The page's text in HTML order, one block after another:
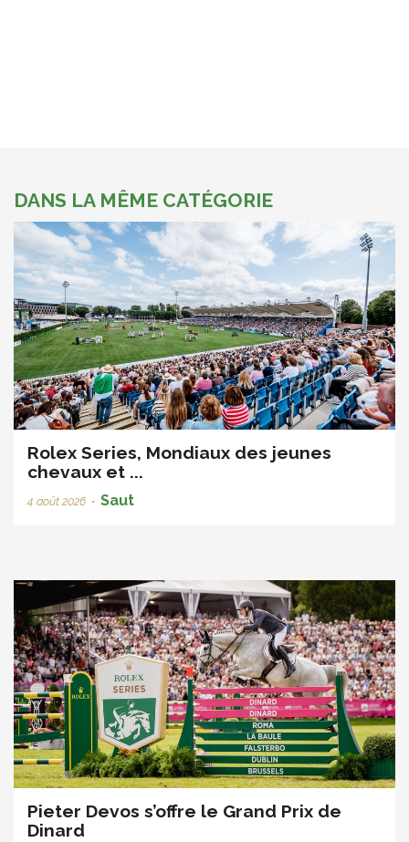
DANS LA MÊME CATÉGORIE
Rolex Series, Mondiaux des jeunes
chevaux et ...
4 août 2026 • Saut
Pieter Devos s’offre le Grand Prix de
Dinard